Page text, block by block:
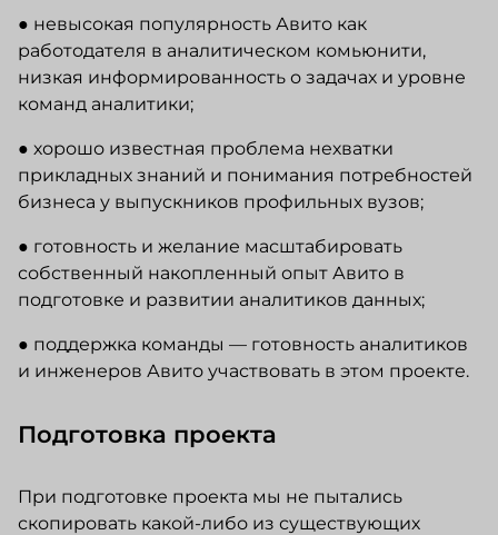
● невысокая популярность Авито как
работодателя в аналитическом комьюнити,
низкая информированность о задачах и уровне
команд аналитики;
● хорошо известная проблема нехватки
прикладных знаний и понимания потребностей
бизнеса у выпускников профильных вузов;
● готовность и желание масштабировать
собственный накопленный опыт Авито в
подготовке и развитии аналитиков данных;
● поддержка команды — готовность аналитиков
и инженеров Авито участвовать в этом проекте.
Подготовка проекта
При подготовке проекта мы не пытались
скопировать какой-либо из существующих